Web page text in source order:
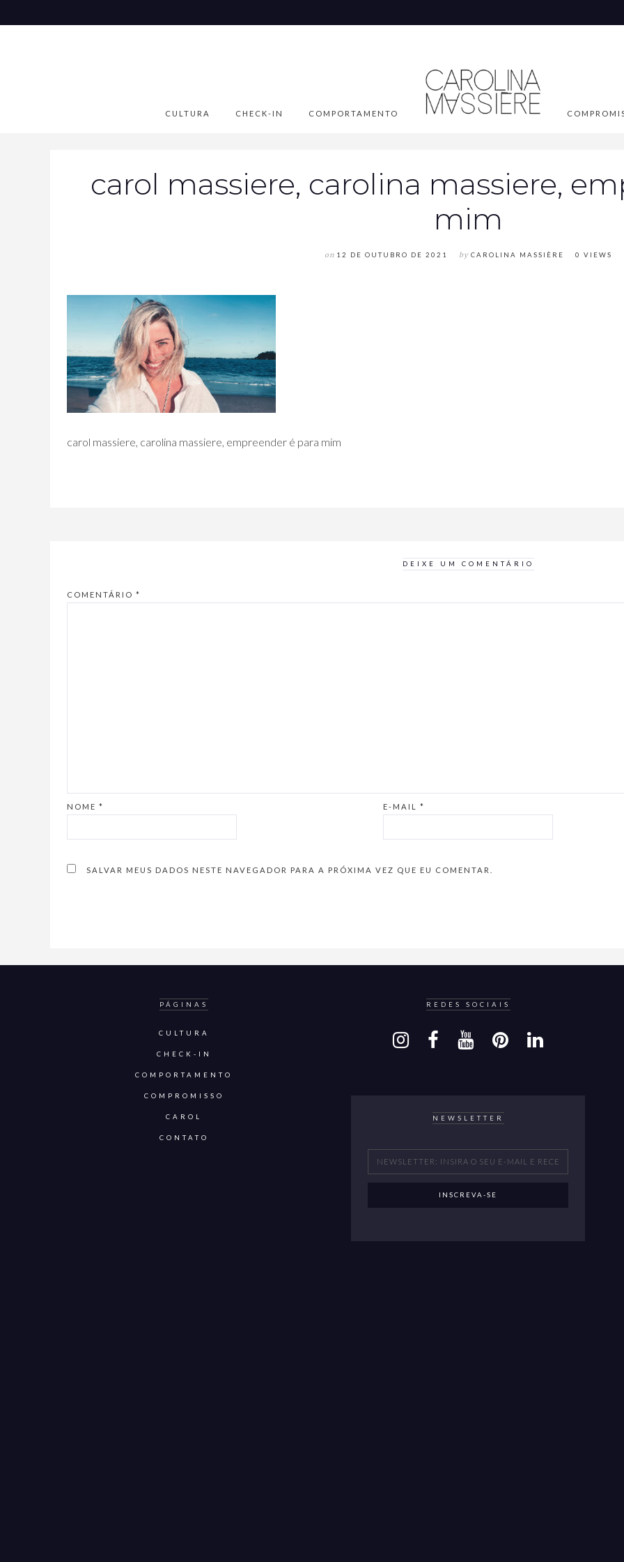
CULTURA CHECK-IN COMPORTAMENTO
carol massiere, carolina massiere,
mim
on 12 DE OUTUBRO DE 2021 by CAROLINA MASSIÈRE 0 VIEWS
carol massiere, carolina massiere, empreender é para mim
DEIXE UM COMENTÁRIO
COMENTÁRIO *
NOME * E-MAIL *
SALVAR MEUS DADOS NESTE NAVEGADOR PARA A PRÓXIMA VEZ QUE EU COMENTAR.
PÁGINAS
CULTURA
CHECK-IN
COMPORTAMENTO
COMPROMISSO
CAROL
CONTATO
REDES SOCIAIS
NEWSLETTER